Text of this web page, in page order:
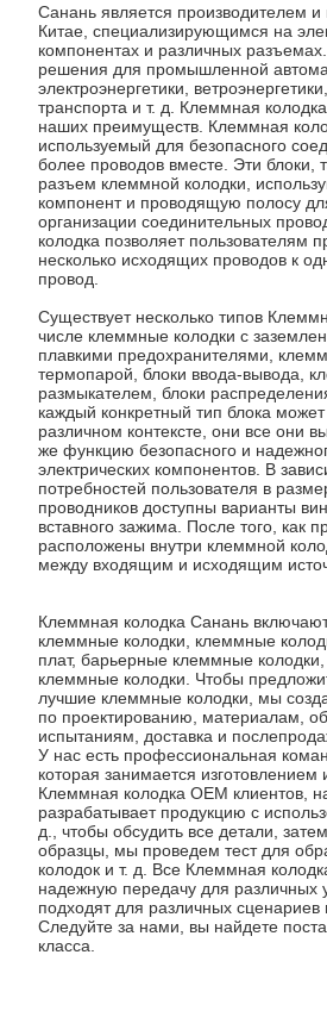
Санань является производителем
Китае, специализирующимся на
компонентах и различных
решения для промышленной
электроэнергетики,
транспорта и т. д. Клеммная
наших преимуществ. Клеммная
используемый для безопасного
более проводов вместе. Эти блоки,
разъем клеммной колодки,
компонент и проводящую полосу
организации соединительных
колодка позволяет пользователям
несколько исходящих проводов к
провод.
Существует несколько типов
числе клеммные колодки с
плавкими предохранителями,
термопарой, блоки ввода-вывода,
размыкателем, блоки
каждый конкретный тип блока может
различном контексте, они все они
же функцию безопасного и
электрических компонентов. В
потребностей пользователя в
проводников доступны варианты
вставного зажима. После того, как
расположены внутри клеммной
между входящим и исходящим
Клеммная колодка Санань
клеммные колодки, клеммные
плат, барьерные клеммные
клеммные колодки. Чтобы
лучшие клеммные колодки, мы
по проектированию, материалам,
испытаниям, доставка и
У нас есть профессиональная
которая занимается
Клеммная колодка OEM клиентов,
разрабатывает продукцию с
д., чтобы обсудить все детали,
образцы, мы проведем тест для
колодок и т. д. Все Клеммная
надежную передачу для различных
подходят для различных сценариев
Следуйте за нами, вы найдете
класса.